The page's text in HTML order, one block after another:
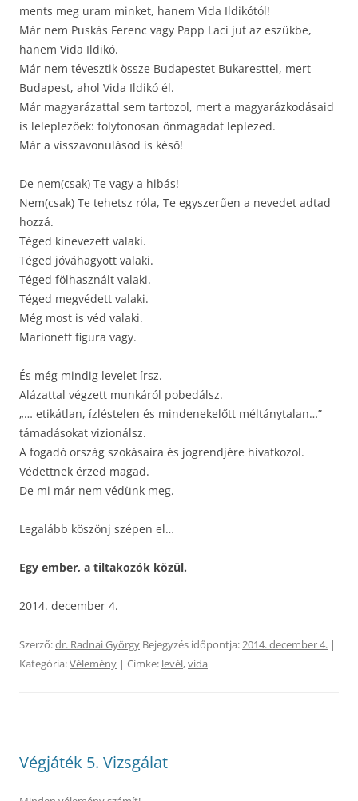
ments meg uram minket, hanem Vida Ildikótól!
Már nem Puskás Ferenc vagy Papp Laci jut az eszükbe,
hanem Vida Ildikó.
Már nem tévesztik össze Budapestet Bukaresttel, mert
Budapest, ahol Vida Ildikó él.
Már magyarázattal sem tartozol, mert a magyarázkodásaid
is leleplezőek: folytonosan önmagadat leplezed.
Már a visszavonulásod is késő!
De nem(csak) Te vagy a hibás!
Nem(csak) Te tehetsz róla, Te egyszerűen a nevedet adtad
hozzá.
Téged kinevezett valaki.
Téged jóváhagyott valaki.
Téged fölhasznált valaki.
Téged megvédett valaki.
Még most is véd valaki.
Marionett figura vagy.
És még mindig levelet írsz.
Alázattal végzett munkáról pobedálsz.
„… etikátlan, ízléstelen és mindenekelőtt méltánytalan…”
támadásokat vizionálsz.
A fogadó ország szokásaira és jogrendjére hivatkozol.
Védettnek érzed magad.
De mi már nem védünk meg.
Legalább köszönj szépen el…
Egy ember, a tiltakozók közül.
2014. december 4.
Szerző:dr. Radnai György Bejegyzés időpontja:2014. december 4. |
Kategória:Vélemény | Címke: levél,vida
Végjáték 5. Vizsgálat